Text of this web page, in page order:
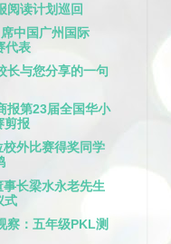
阅读计划巡回
中国广州国际
代表
长与您分享的一句
报第23届全国华小
剪报
外比赛得奖同学
长梁水永老先生
式
察：五年级PKL测